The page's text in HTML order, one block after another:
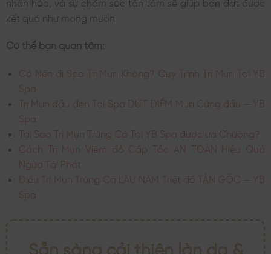
kết quả như mong muốn.
Có thể bạn quan tâm: